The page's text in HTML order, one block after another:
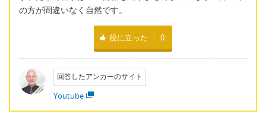
の方が間違いなく自然です。
役に立った 0
回答したアンカーのサイト
Youtube